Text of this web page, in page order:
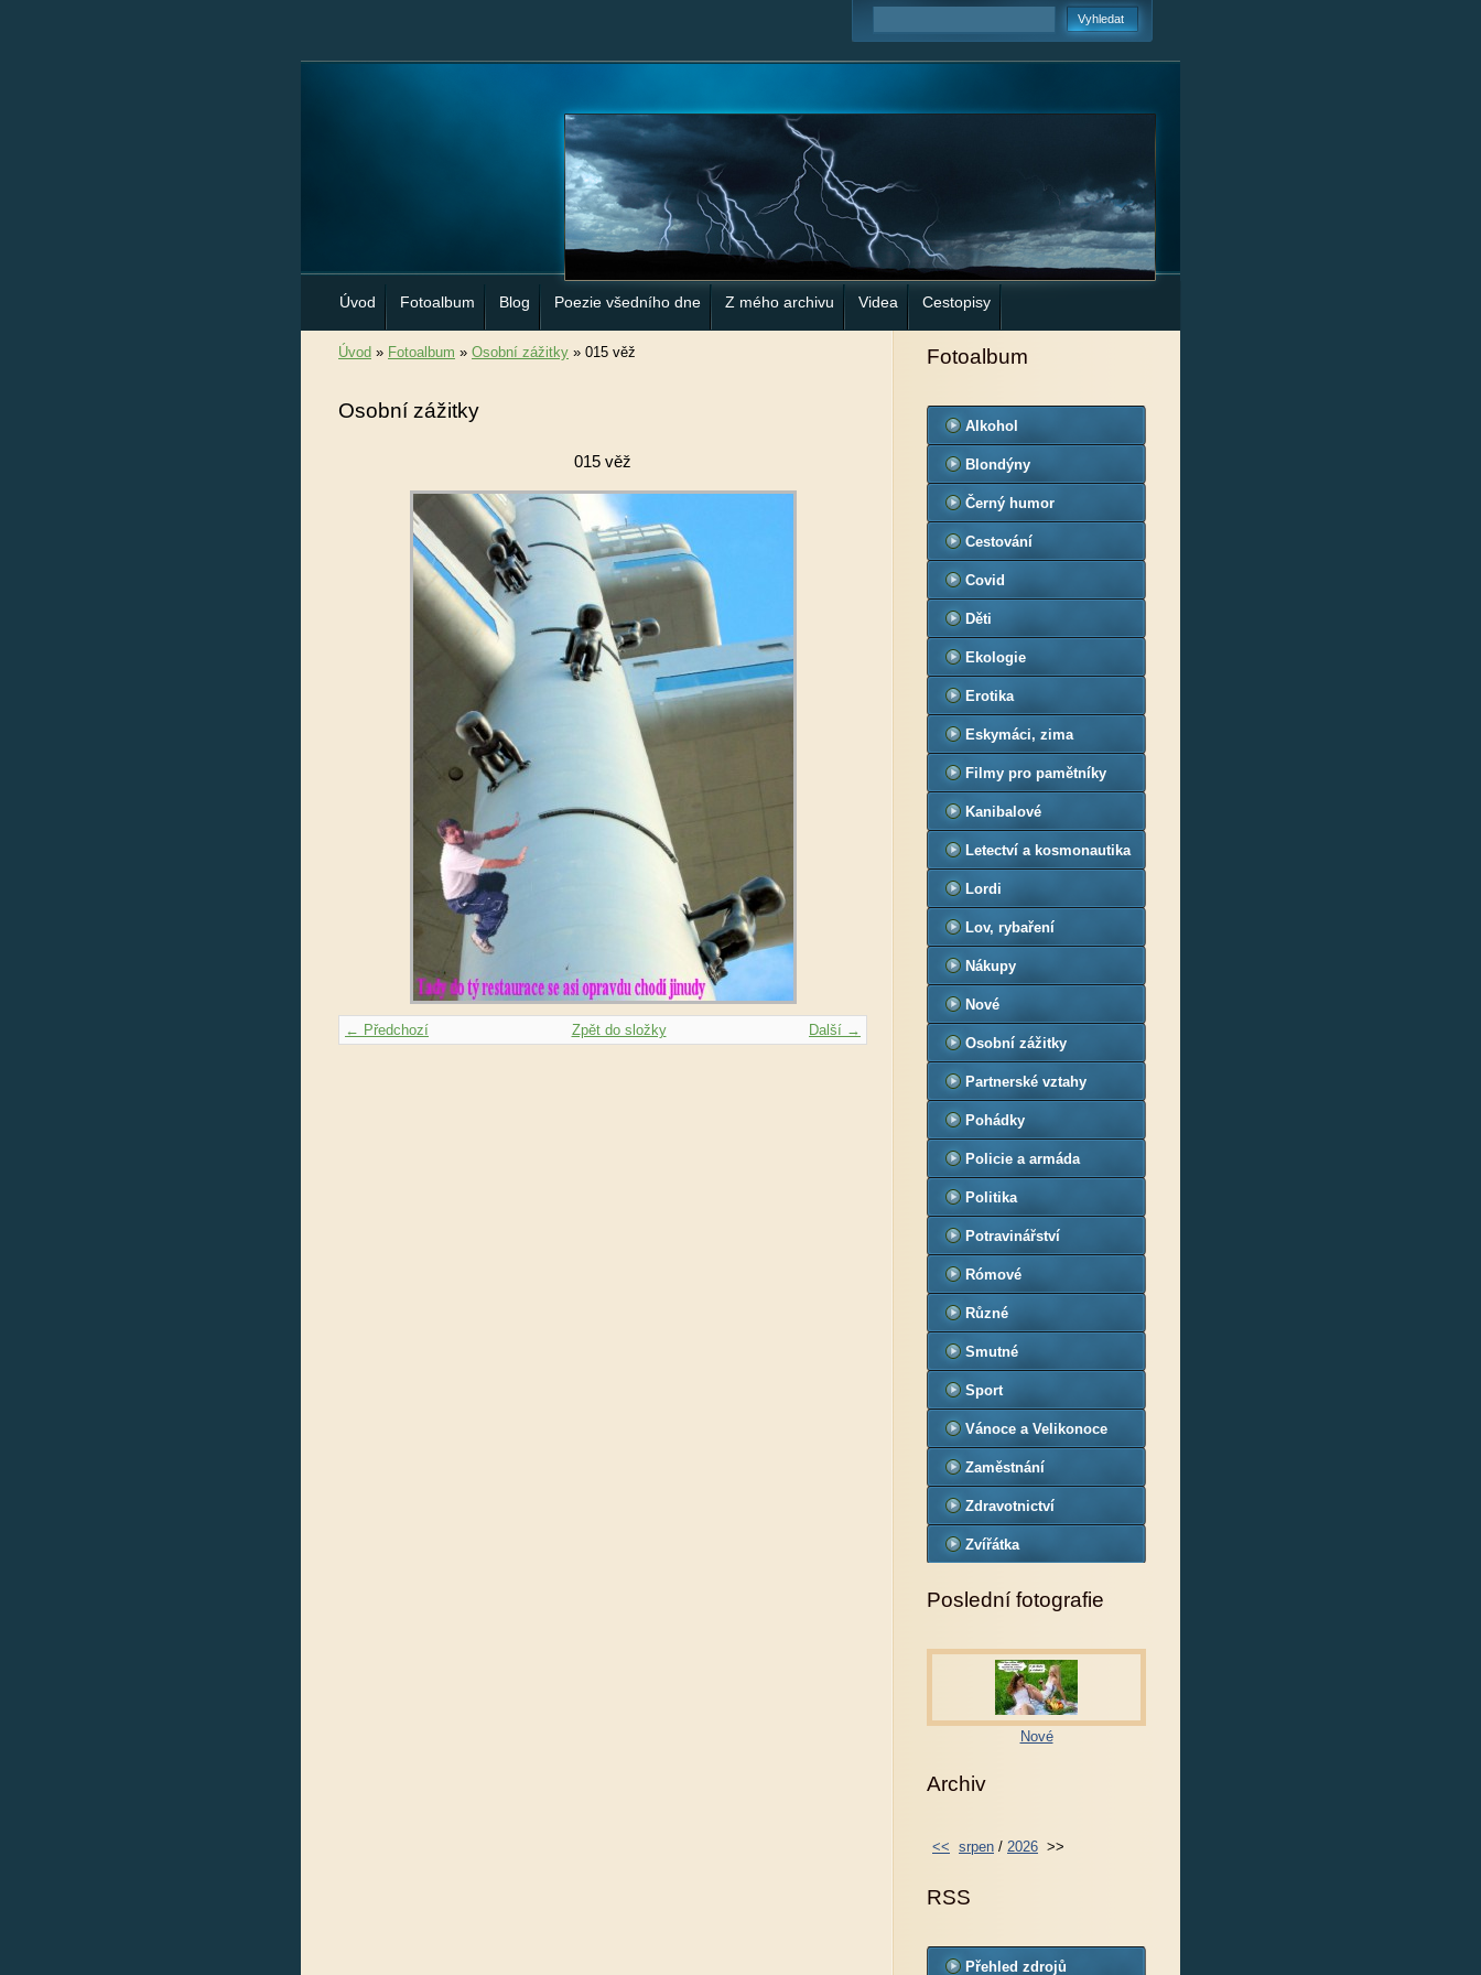
Úvod Fotoalbum Blog Poezie všedního dne Z mého archivu Videa Cestopisy
Úvod » Fotoalbum » Osobní zážitky » 015 věž
Osobní zážitky
015 věž
← Předchozí Další →
Zpět do složky
Fotoalbum
Alkohol
Blondýny
Černý humor
Cestování
Covid
Děti
Ekologie
Erotika
Eskymáci, zima
Filmy pro pamětníky
Kanibalové
Letectví a kosmonautika
Lordi
Lov, rybaření
Nákupy
Nové
Osobní zážitky
Partnerské vztahy
Pohádky
Policie a armáda
Politika
Potravinářství
Rómové
Různé
Smutné
Sport
Vánoce a Velikonoce
Zaměstnání
Zdravotnictví
Zvířátka
Poslední fotografie
Nové
Archiv
<< srpen / 2026 >>
RSS
Přehled zdrojů